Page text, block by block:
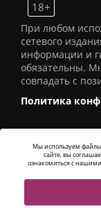
18+
При любом
сетевого
информации и
обязательны.
совпадать с
Политика
© 2016СИ
Мы используем файлы
сайте, вы
ознакомиться с